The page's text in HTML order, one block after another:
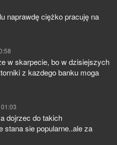
naprawdę ciężko pracuję na
w skarpecie, bo w dzisiejszych
z kazdego banku moga
dojrzec do takich
stana sie popularne..ale za